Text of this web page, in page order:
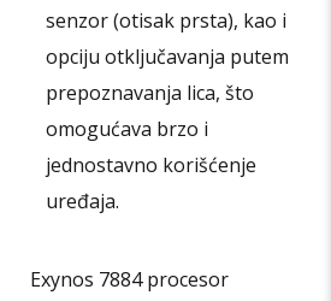
senzor (otisak prsta), kao i
opciju otključavanja putem
prepoznavanja lica, što
omogućava brzo i
jednostavno korišćenje
uređaja.
Exynos 7884 procesor